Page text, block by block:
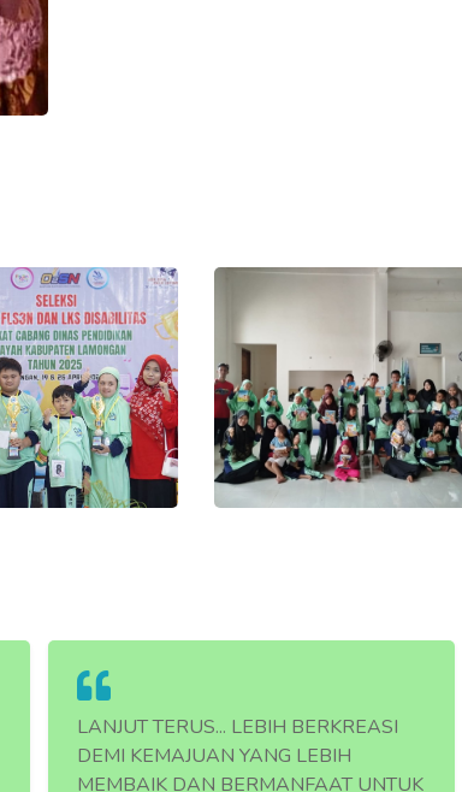
LANJUT TERUS... LEBIH BERKREASI
DEMI KEMAJUAN YANG LEBIH
MEMBAIK DAN BERMANFAAT UNTUK